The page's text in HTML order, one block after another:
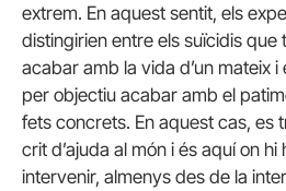
extrem. En aquest sentit, els
distingirien entre els suïcidis que
acabar amb la vida d’un mateix
per objectiu acabar amb el
fets concrets. En aquest cas, es
crit d’ajuda al món i és aquí on
intervenir, almenys des de la